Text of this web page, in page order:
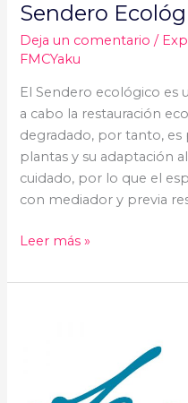
Sendero
Deja un comentario /
FMCYaku
El Sendero ecológico es
a cabo la restauración
degradado, por tanto,
plantas y su adaptación
cuidado, por lo que el
con mediador y previa
Leer más »